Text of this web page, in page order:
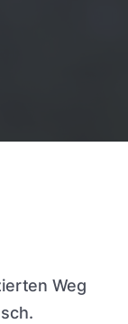
Weg